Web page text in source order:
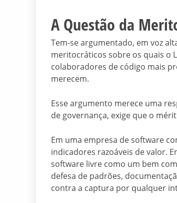
A Questão da
Tem-se argumentado, em voz
meritocráticos sobre os quais o
colaboradores de código mais
merecem.
Esse argumento merece uma
de governança, exige que o
Em uma empresa de software
indicadores razoáveis de valor.
software livre como um bem
defesa de padrões,
contra a captura por qualquer